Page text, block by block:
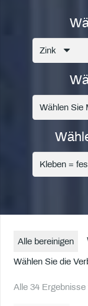
Zink
Wählen Sie
Kleben =
Alle bereinigen
Wählen Sie die
Alle 34